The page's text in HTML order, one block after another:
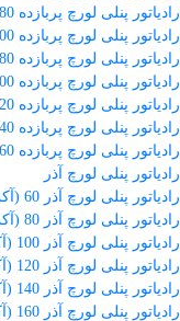
رادیاتور پنلی لورچ پربازده 180 (آکس 50)
رادیاتور پنلی لورچ پربازده 200 (آکس 50)
رادیاتور پنلی لورچ پربازده 80 (آکس 25)
رادیاتور پنلی لورچ پربازده 100 (آکس 25)
رادیاتور پنلی لورچ پربازده 120 (آکس 25)
رادیاتور پنلی لورچ پربازده 140 (آکس 25)
رادیاتور پنلی لورچ پربازده 160 (آکس 25)
رادیاتور پنلی لورچ آذر
رادیاتور پنلی لورچ آذر 60 (آکس 50)
رادیاتور پنلی لورچ آذر 80 (آکس 50)
رادیاتور پنلی لورچ آذر 100 (آکس 50)
رادیاتور پنلی لورچ آذر 120 (آکس 50)
رادیاتور پنلی لورچ آذر 140 (آکس 50)
رادیاتور پنلی لورچ آذر 160 (آکس 50)